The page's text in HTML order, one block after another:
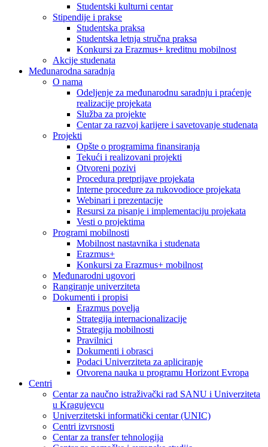
Studentski kulturni centar
Stipendije i prakse
Studentska praksa
Studentska letnja stručna praksa
Konkursi za Erazmus+ kreditnu mobilnost
Akcije studenata
Međunarodna saradnja
O nama
Odeljenje za međunarodnu saradnju i praćenje
realizacije projekata
Služba za projekte
Centar za razvoj karijere i savetovanje studenata
Projekti
Opšte o programima finansiranja
Tekući i realizovani projekti
Otvoreni pozivi
Procedura pretprijave projekata
Interne procedure za rukovodioce projekata
Webinari i prezentacije
Resursi za pisanje i implementaciju projekata
Vesti o projektima
Programi mobilnosti
Mobilnost nastavnika i studenata
Erazmus+
Konkursi za Erazmus+ mobilnost
Međunarodni ugovori
Rangiranje univerziteta
Dokumenti i propisi
Erazmus povelja
Strategija internacionalizacije
Strategija mobilnosti
Pravilnici
Dokumenti i obrasci
Podaci Univerziteta za apliciranje
Otvorena nauka u programu Horizont Evropa
Centri
Centar za naučno istraživački rad SANU i Univerziteta
u Kragujevcu
Univerzitetski informatički centar (UNIC)
Centri izvrsnosti
Centar za transfer tehnologija